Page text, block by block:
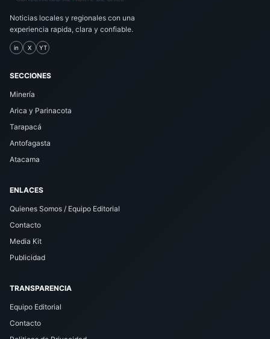
Noticias locales y regionales con una
experiencia rapida, clara y confiable.
in X YT
SECCIONES
Minería
Arica y Parinacota
Tarapacá
Antofagasta
Atacama
ENLACES
Quienes Somos / Equipo Editorial
Contacto
Media Kit
Publicidad
TRANSPARENCIA
Equipo Editorial
Contacto